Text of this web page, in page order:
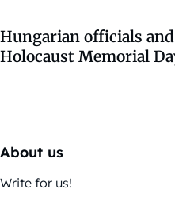
Hungarian officials
Holocaust Memorial
About us
Write for us!